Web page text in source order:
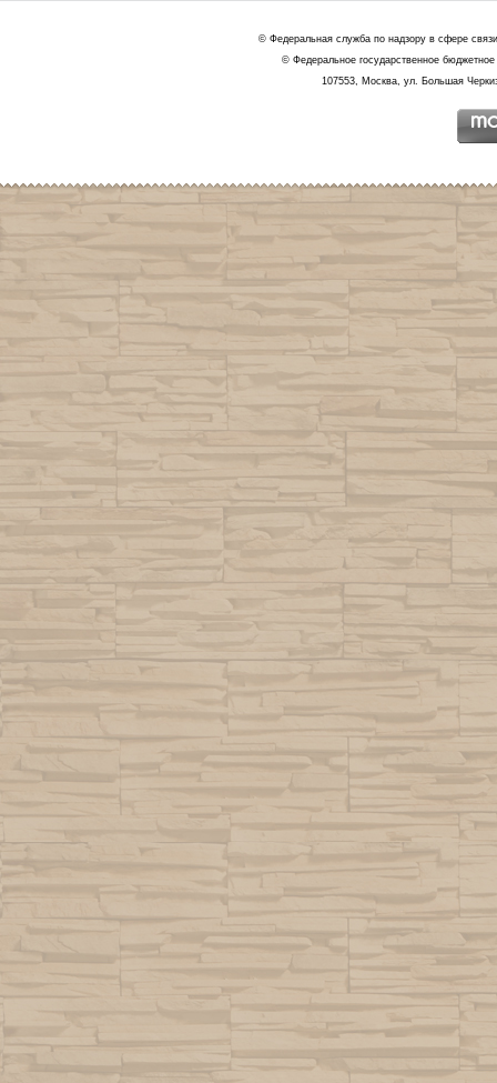
© Федеральная служба по надзору в сфере
© Федеральное государственное
107553, Москва, ул. Большая